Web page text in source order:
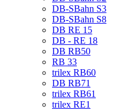
DB-SBahn S3
DB-SBahn S8
DB RE 15
DB - RE 18
DB RB50
RB 33
trilex RB60
DB RB71
trilex RB61
trilex RE1